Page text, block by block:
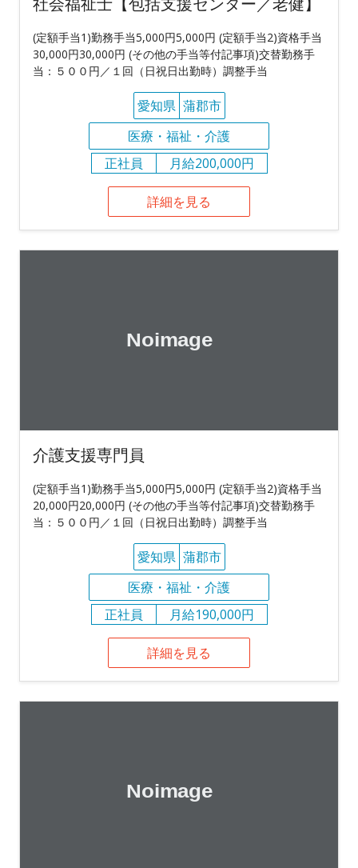
(定額手当1)勤務手当5,000円5,000円 (定額手当2)資格手当
30,000円30,000円 (その他の手当等付記事項)交替勤務手
当：５００円／１回（日祝日出勤時）調整手当
愛知県 蒲郡市
医療・福祉・介護
正社員
月給200,000円
詳細を見る
介護支援専門員
(定額手当1)勤務手当5,000円5,000円 (定額手当2)資格手当
20,000円20,000円 (その他の手当等付記事項)交替勤務手
当：５００円／１回（日祝日出勤時）調整手当
愛知県 蒲郡市
医療・福祉・介護
正社員
月給190,000円
詳細を見る